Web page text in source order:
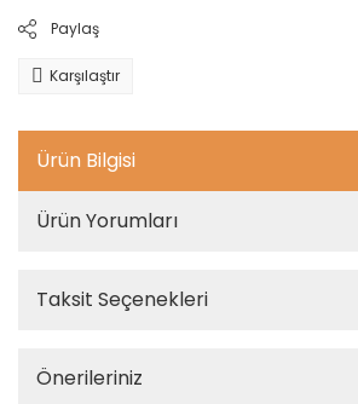
Paylaş
Karşılaştır
Ürün Bilgisi
Ürün Yorumları
Taksit Seçenekleri
Önerileriniz